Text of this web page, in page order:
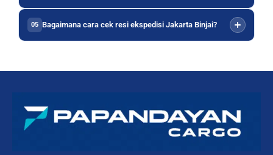
05 Bagaimana cara cek resi ekspedisi Jakarta Binjai?